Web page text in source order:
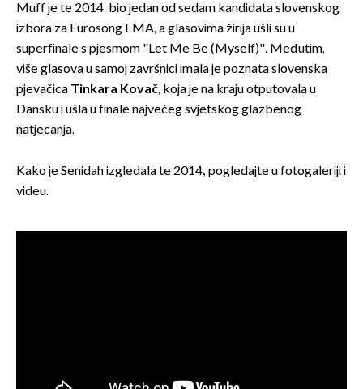
Muff je te 2014. bio jedan od sedam kandidata slovenskog
izbora za Eurosong EMA, a glasovima žirija ušli su u
superfinale s pjesmom "Let Me Be (Myself)". Međutim,
više glasova u samoj završnici imala je poznata slovenska
pjevačica Tinkara Kovač, koja je na kraju otputovala u
Dansku i ušla u finale najvećeg svjetskog glazbenog
natjecanja.
Kako je Senidah izgledala te 2014., pogledajte u fotogaleriji i
videu.